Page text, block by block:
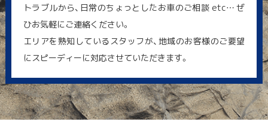
トラブルから、日常のちょっとしたお車のご相談 etc… ぜ
ひお気軽にご連絡ください。
エリアを熟知しているスタッフが、地域のお客様のご要望
にスピーディーに対応させていただきます。